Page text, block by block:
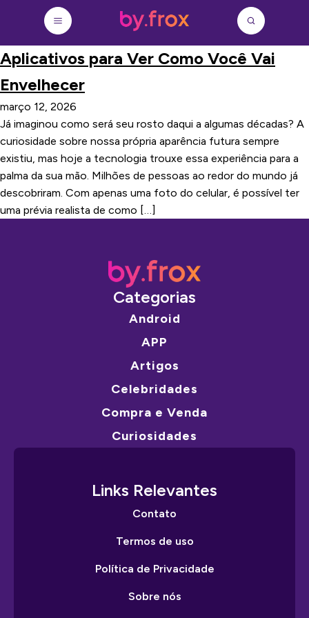
Aplicativos para Ver Como Você Vai
Envelhecer
março 12, 2026
Já imaginou como será seu rosto daqui a algumas décadas? A
curiosidade sobre nossa própria aparência futura sempre
existiu, mas hoje a tecnologia trouxe essa experiência para a
palma da sua mão. Milhões de pessoas ao redor do mundo já
descobriram. Com apenas uma foto do celular, é possível ter
uma prévia realista de como […]
Categorias
Android
APP
Artigos
Celebridades
Compra e Venda
Curiosidades
Links Relevantes
Contato
Termos de uso
Política de Privacidade
Sobre nós